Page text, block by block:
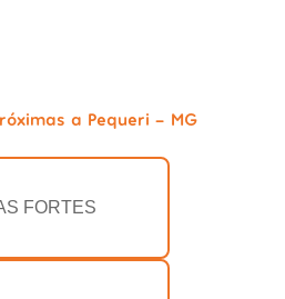
a Pequeri - MG
FORTES